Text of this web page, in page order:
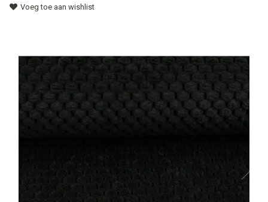
Fournituren
Patronen
Naaimachines
Tips & tricks
Voeg toe aan wishlist